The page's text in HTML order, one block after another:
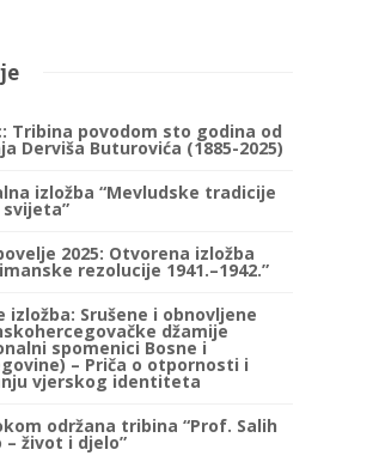
Tribina povodom sto godina od
Derviša Buturovića (1885-2025)
izložba “Mevludske tradicije
2025: Otvorena izložba
rezolucije 1941.–1942.”
izložba: Srušene i obnovljene
džamije
spomenici Bosne i
– Priča o otpornosti i
vjerskog identiteta
održana tribina “Prof. Salih
– život i djelo”